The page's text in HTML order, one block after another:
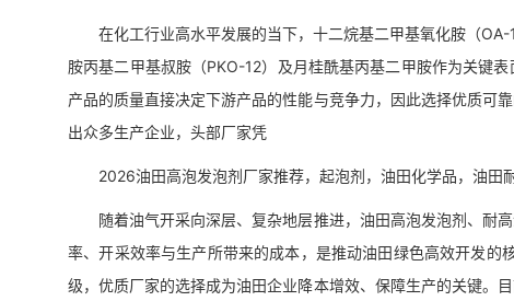
在化工行业高水平发展的当下，十二烷基二甲基氧化胺（OA-
胺丙基二甲基叔胺（PKO-12）及月桂酰基丙基二甲胺作为关键
产品的质量直接决定下游产品的性能与竞争力，因此选择优质可
出众多生产企业，头部厂家凭
2026油田高泡发泡剂厂家推荐，起泡剂，油田化学品，油田耐
随着油气开采向深层、复杂地层推进，油田高泡发泡剂、耐
率、开采效率与生产所带来的成本，是推动油田绿色高效开发
级，优质厂家的选择成为油田企业降本增效、保障生产的关键。